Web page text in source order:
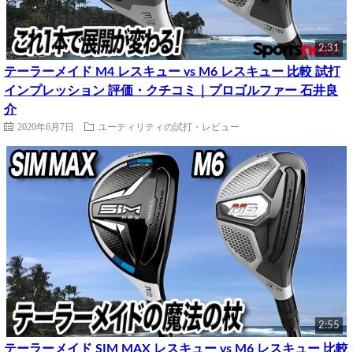
2:31
テーラーメイド M4 レスキュー vs M6 レスキュー 比較 試打
インプレッション 評価・クチコミ｜プロゴルファー 石井良
介
2020年6月7日 ユーティリティの試打・レビュー
2:55
テーラーメイド SIM MAX レスキュー vs M6 レスキュー 比較